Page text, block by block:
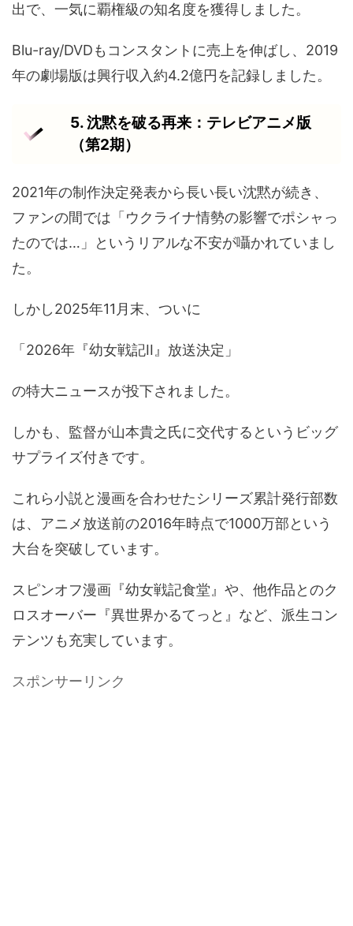
出で、一気に覇権級の知名度を獲得しました。
Blu-ray/DVDもコンスタントに売上を伸ばし、2019
年の劇場版は興行収入約4.2億円を記録しました。
5. 沈黙を破る再来：テレビアニメ版
（第2期）
2021年の制作決定発表から長い長い沈黙が続き、
ファンの間では「ウクライナ情勢の影響でポシャっ
たのでは…」というリアルな不安が囁かれていまし
た。
しかし2025年11月末、ついに
「2026年『幼女戦記II』放送決定」
の特大ニュースが投下されました。
しかも、監督が山本貴之氏に交代するというビッグ
サプライズ付きです。
これら小説と漫画を合わせたシリーズ累計発行部数
は、アニメ放送前の2016年時点で1000万部という
大台を突破しています。
スピンオフ漫画『幼女戦記食堂』や、他作品とのク
ロスオーバー『異世界かるてっと』など、派生コン
テンツも充実しています。
スポンサーリンク